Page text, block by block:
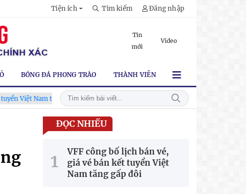
Tiện ích Tìm kiếm Đăng nhập
Tin
mới
Video
BÓNG ĐÁ PHONG TRÀO THÀNH VIÊN
tăng gấp đôi V.League chính thức khoác "áo mới" trước mùa
ĐỌC NHIỀU
VFF công bố lịch bán vé,
giá vé bán kết tuyển Việt
Nam tăng gấp đôi